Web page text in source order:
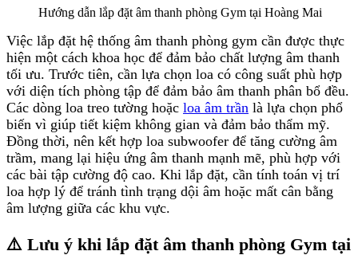
Hướng dẫn lắp đặt âm thanh phòng Gym tại Hoàng Mai
Việc lắp đặt hệ thống âm thanh phòng gym cần được thực
hiện một cách khoa học để đảm bảo chất lượng âm thanh
tối ưu. Trước tiên, cần lựa chọn loa có công suất phù hợp
với diện tích phòng tập để đảm bảo âm thanh phân bổ đều.
Các dòng loa treo tường hoặc loa âm trần là lựa chọn phổ
biến vì giúp tiết kiệm không gian và đảm bảo thẩm mỹ.
Đồng thời, nên kết hợp loa subwoofer để tăng cường âm
trầm, mang lại hiệu ứng âm thanh mạnh mẽ, phù hợp với
các bài tập cường độ cao. Khi lắp đặt, cần tính toán vị trí
loa hợp lý để tránh tình trạng dội âm hoặc mất cân bằng
âm lượng giữa các khu vực.
⚠️ Lưu ý khi lắp đặt âm thanh phòng Gym tại